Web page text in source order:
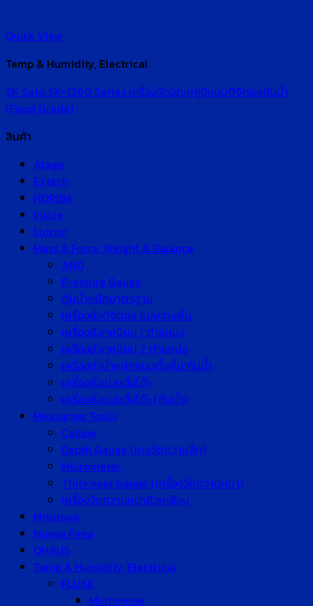
Quick View
Temp & Humidity, Electrical
SK Sato SK-1260 Series เครื่องวัดอุณหภูมิแบบดิจิตอลกันน้ำ
(Food Grade)
สินค้า
Atago
Extech
HORIBA
Insize
Lutron
Mass & Force, Weight & Balance
AND
Pressure Gauge
ตุ้มน้ำหนักมาตรฐาน
เครื่องชั่งดิจิตอล แบบวางพื้น
เครื่องชั่งทศนิยม 1 ตำแหน่ง
เครื่องชั่งทศนิยม 2 ตำแหน่ง
เครื่องชั่งน้ำหนักแบบตั้งพื้น กันน้ำ
เครื่องชั่งแบบตั้งโต๊ะ
เครื่องชั่งแบบตั้งโต๊ะ (กันน้ำ)
Measuring Tools
Caliper
Depth Gauge (เกจวัดความลึก)
Micrometer
Thickness Gauge (เครื่องวัดความหนา)
เครื่องวัดความหนาผิวเคลือบ
Mitutoyo
Nuova Fima
OHAUS
Temp & Humidity, Electrical
FLUKE
Multimeter